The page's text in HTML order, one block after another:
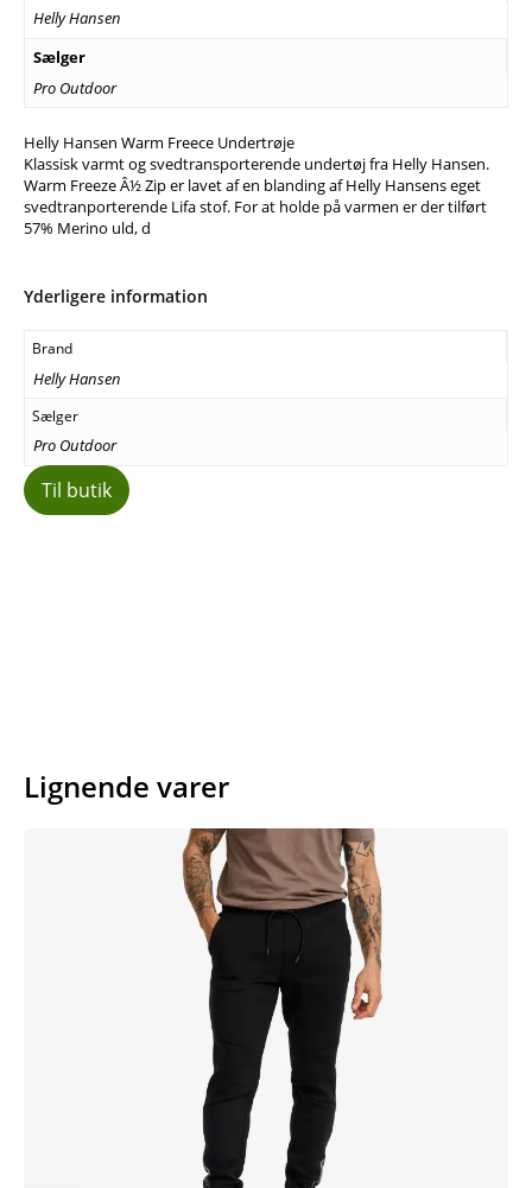
Helly Hansen
Sælger
Pro Outdoor
Helly Hansen Warm Freece Undertrøje
Klassisk varmt og svedtransporterende undertøj fra Helly Hansen.
Warm Freeze Â½ Zip er lavet af en blanding af Helly Hansens eget
svedtranporterende Lifa stof. For at holde på varmen er der tilført
57% Merino uld, d
Yderligere information
Brand
Helly Hansen
Sælger
Pro Outdoor
Til butik
Lignende varer